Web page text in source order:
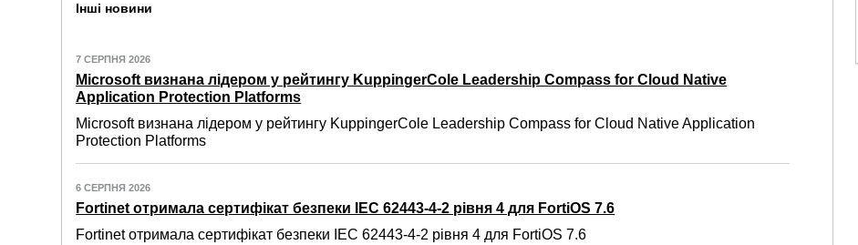
Інші новини
7 СЕРПНЯ 2026
Microsoft визнана лідером у рейтингу KuppingerCole Leadership Compass for Cloud Native
Application Protection Platforms
Microsoft визнана лідером у рейтингу KuppingerCole Leadership Compass for Cloud Native Application
Protection Platforms
6 СЕРПНЯ 2026
Fortinet отримала сертифікат безпеки IEC 62443-4-2 рівня 4 для FortiOS 7.6
Fortinet отримала сертифікат безпеки IEC 62443-4-2 рівня 4 для FortiOS 7.6